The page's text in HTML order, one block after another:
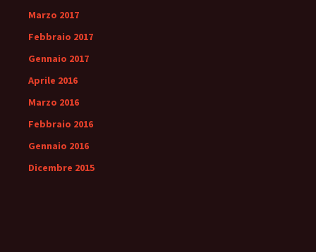
Marzo 2017
Febbraio 2017
Gennaio 2017
Aprile 2016
Marzo 2016
Febbraio 2016
Gennaio 2016
Dicembre 2015